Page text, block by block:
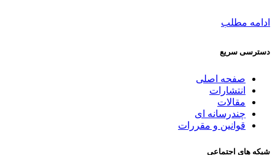
ادامه مطلب
دسترسی سریع
صفحه اصلی
انتشارات
مقالات
چندرسانه ای
قوانین و مقررات
شبکه های اجتماعی